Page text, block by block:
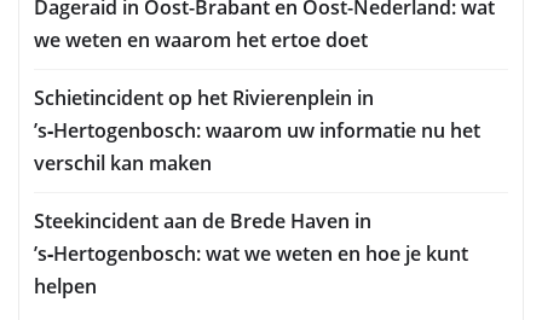
Dageraid in Oost-Brabant en Oost-Nederland: wat
we weten en waarom het ertoe doet
Schietincident op het Rivierenplein in
’s‑Hertogenbosch: waarom uw informatie nu het
verschil kan maken
Steekincident aan de Brede Haven in
’s‑Hertogenbosch: wat we weten en hoe je kunt
helpen